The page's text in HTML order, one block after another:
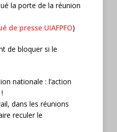
la porte de la réunion
de presse UIAFPFO)
de bloquer si le
nationale : l’action
dans les réunions
reculer le